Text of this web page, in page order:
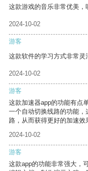
这款游戏的音乐非常优美，
2024-10-02
游客
这款软件的学习方式非常灵
2024-10-02
游客
这款加速器app的功能有点
一个自动切换线路的功能
路，从而获得更好的加速效
2024-10-02
游客
这款app的功能非常强大，